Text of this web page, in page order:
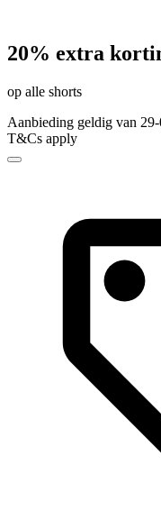
20% extra
op alle shorts
Aanbieding geldig van
T&Cs apply